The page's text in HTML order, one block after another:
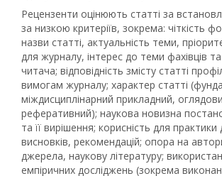
Рецензенти оцінюють статті за
за низкою критеріїв, зокрема: чіткість
назви статті, актуальність теми,
для журналу, інтерес до теми фахівців
читача; відповідність змісту статті
вимогам журналу; характер статті
міждисциплінарний прикладний,
реферативний); наукова новизна
та її вирішення; корисність для практики
висновків, рекомендацій; опора на
джерела, наукову літературу;
емпіричних досліджень (зокрема